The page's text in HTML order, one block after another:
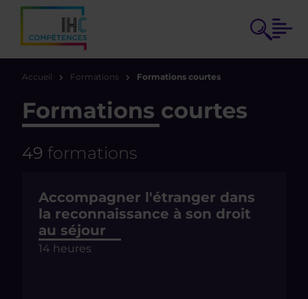
Accueil Formations Formations courtes
Formations courtes
49 formations
Accompagner l'étranger dans
la reconnaissance à son droit
au séjour
14 heures